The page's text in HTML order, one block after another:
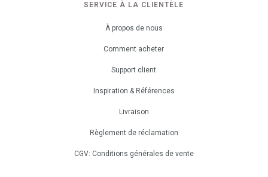
SERVICE À LA CLIENTÈLE
À propos de nous
Comment acheter
Support client
Inspiration & Références
Livraison
Règlement de réclamation
CGV: Conditions générales de vente